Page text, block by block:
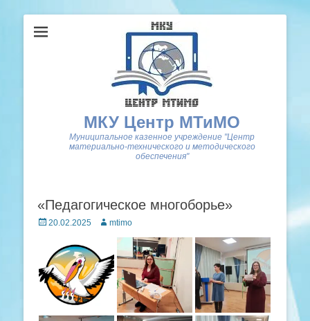
МКУ Центр МТиМО
Муниципальное казенное учреждение "Центр
материально-технического и методического
обеспечения"
«Педагогическое многоборье»
Posted
20.02.2025 Author
mtimo